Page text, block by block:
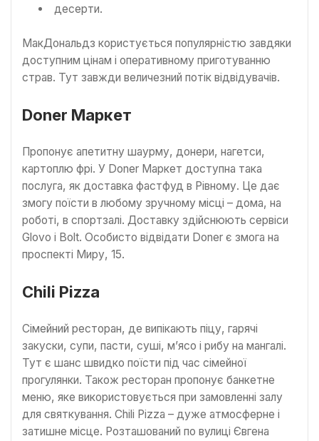
десерти.
МакДональдз користується популярністю завдяки
доступним цінам і оперативному приготуванню
страв. Тут завжди величезний потік відвідувачів.
Doner Маркет
Пропонує апетитну шаурму, донери, нагетси,
картоплю фрі. У Doner Маркет доступна така
послуга, як доставка фастфуд в Рівному. Це дає
змогу поїсти в любому зручному місці – дома, на
роботі, в спортзалі. Доставку здійснюють сервіси
Glovo і Bolt. Особисто відвідати Doner є змога на
проспекті Миру, 15.
Chili Pizza
Сімейний ресторан, де випікають піцу, гарячі
закуски, супи, пасти, суші, м’ясо і рибу на мангалі.
Тут є шанс швидко поїсти під час сімейної
прогулянки. Також ресторан пропонує банкетне
меню, яке використовується при замовленні залу
для святкування. Chili Pizza – дуже атмосферне і
затишне місце. Розташований по вулиці Євгена